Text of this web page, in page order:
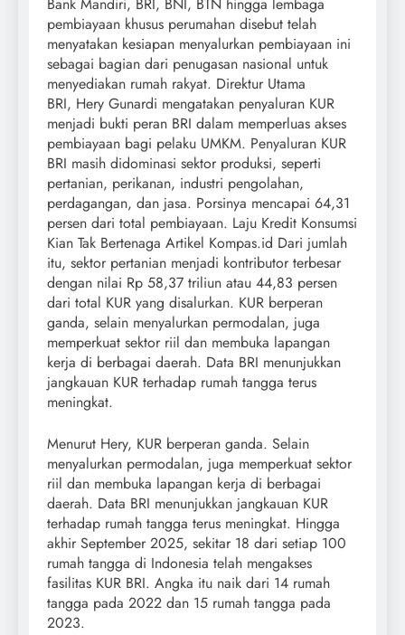
pembiayaan khusus perumahan disebut telah
menyatakan kesiapan menyalurkan pembiayaan ini
sebagai bagian dari penugasan nasional untuk
menyediakan rumah rakyat. Direktur Utama
BRI, Hery Gunardi mengatakan penyaluran KUR
menjadi bukti peran BRI dalam memperluas akses
pembiayaan bagi pelaku UMKM. Penyaluran KUR
BRI masih didominasi sektor produksi, seperti
pertanian, perikanan, industri pengolahan,
perdagangan, dan jasa. Porsinya mencapai 64,31
persen dari total pembiayaan. Laju Kredit Konsumsi
Kian Tak Bertenaga Artikel Kompas.id Dari jumlah
itu, sektor pertanian menjadi kontributor terbesar
dengan nilai Rp 58,37 triliun atau 44,83 persen
dari total KUR yang disalurkan. KUR berperan
ganda, selain menyalurkan permodalan, juga
memperkuat sektor riil dan membuka lapangan
kerja di berbagai daerah. Data BRI menunjukkan
jangkauan KUR terhadap rumah tangga terus
meningkat.
Menurut Hery, KUR berperan ganda. Selain
menyalurkan permodalan, juga memperkuat sektor
riil dan membuka lapangan kerja di berbagai
daerah. Data BRI menunjukkan jangkauan KUR
terhadap rumah tangga terus meningkat. Hingga
akhir September 2025, sekitar 18 dari setiap 100
rumah tangga di Indonesia telah mengakses
fasilitas KUR BRI. Angka itu naik dari 14 rumah
tangga pada 2022 dan 15 rumah tangga pada
2023.